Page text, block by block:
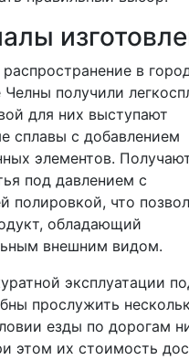
в
получили
для них выступают
сплавы с добавлением
элементов.
под давлением с
полировкой, что
обладающий
внешним видом.
эксплуатации
прослужить
езды по дорогам
этом их стоимость